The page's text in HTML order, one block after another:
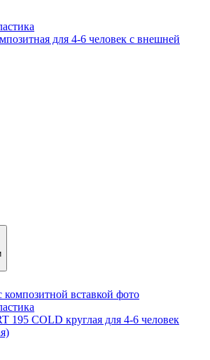
для 4-6 человек с внешней
195 COLD круглая для 4-6 человек